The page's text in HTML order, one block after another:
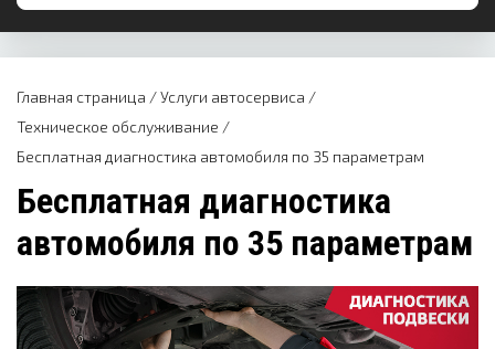
Главная страница /Услуги автосервиса /
Техническое обслуживание /
Бесплатная диагностика автомобиля по 35 параметрам
Бесплатная диагностика
автомобиля по 35 параметрам